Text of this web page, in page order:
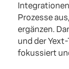
Prozesse
ergänzen.
und der
fokussiert